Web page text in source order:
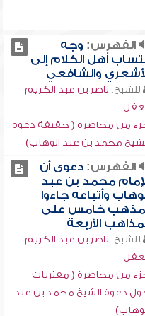
الفهرس: وجه
أهل الكلام إلى
والشافعي
للشيخ: ناصر بن عبد الكريم
من محاضرة ( حقيقة دعوة
محمد بن عبد الوهاب)
الفهرس:دعوى أن
محمد بن عبد
وأتباعه جاءوا
خامس على
الأربعة
للشيخ: ناصر بن عبد الكريم
من محاضرة ( مفتريات
دعوة الشيخ محمد بن عبد